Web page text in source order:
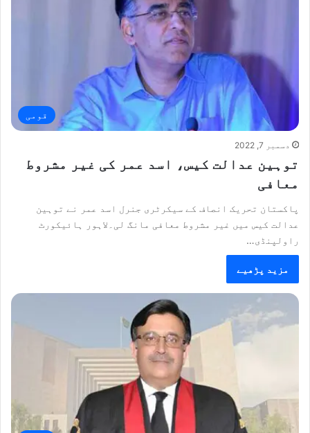
قومی
دسمبر 7, 2022
توہین عدالت کیس، اسد عمر کی غیر مشروط
معافی
پاکستان تحریک انصاف کے سیکرٹری جنرل اسد عمر نے توہین
عدالت کیس میں غیر مشروط معافی مانگ لی۔لاہور ہائیکورٹ
راولپنڈی…
مزید پڑھیے